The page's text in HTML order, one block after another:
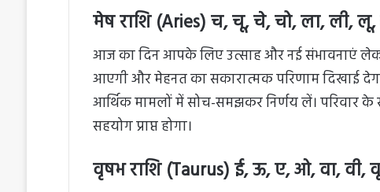
मेष राशि (Aries) च, चू, चे, चो, ला, ली,
आज का दिन आपके लिए उत्साह और नई संभावनाएं
आएगी और मेहनत का सकारात्मक परिणाम दिखाई
आर्थिक मामलों में सोच-समझकर निर्णय लें। परिवार के
सहयोग प्राप्त होगा।
वृषभ राशि (Taurus) ई, ऊ, ए, ओ, वा, वी,